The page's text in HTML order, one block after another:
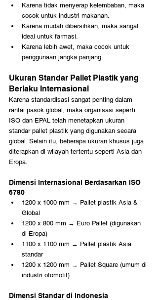
Karena tidak menyerap kelembaban, maka
cocok untuk industri makanan.
Karena mudah dibersihkan, maka sangat
ideal untuk farmasi.
Karena lebih awet, maka cocok untuk
penggunaan jangka panjang.
Ukuran Standar Pallet Plastik yang
Berlaku Internasional
Karena standardisasi sangat penting dalam
rantai pasok global, maka organisasi seperti
ISO dan EPAL telah menetapkan ukuran
standar pallet plastik yang digunakan secara
global. Selain itu, beberapa ukuran khusus juga
diterapkan di wilayah tertentu seperti Asia dan
Eropa.
Dimensi Internasional Berdasarkan ISO
6780
1200 x 1000 mm → Pallet plastik Asia &
Global
1200 x 800 mm → Euro Pallet (digunakan
di Eropa)
1100 x 1100 mm → Pallet plastik Asia
standar
1200 x 1200 mm → Pallet Square (umum di
industri otomotif)
Dimensi Standar di Indonesia